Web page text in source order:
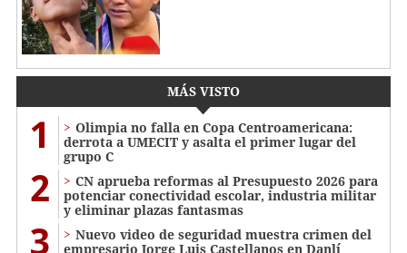
MÁS VISTO
1
Olimpia no falla en Copa Centroamericana:
derrota a UMECIT y asalta el primer lugar del
grupo C
2
CN aprueba reformas al Presupuesto 2026 para
potenciar conectividad escolar, industria militar
y eliminar plazas fantasmas
3
Nuevo video de seguridad muestra crimen del
empresario Jorge Luis Castellanos en Danlí